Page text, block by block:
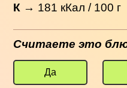
К → 181 кКал / 100 г
Считаете это
Да